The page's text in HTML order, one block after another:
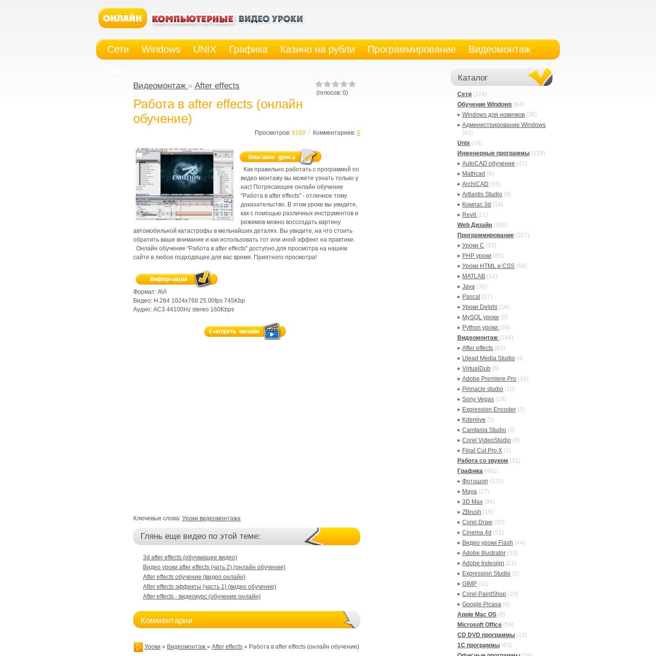
Сети Windows UNIX Графика Казино на рубли Программирование
Видеомонтаж
Видеомонтаж » After effects
(голосов: 0)
Работа в after effects (онлайн
обучение)
Просмотров: 9150 / Комментариев: 0
Как правильно работать с программой по
видео монтажу вы можете узнать только у
нас! Потрясающее онлайн обучение
"Работа в after effects" - отличное тому
доказательство. В этом уроке вы увидите,
как с помощью различных инструментов и
режимов можно воссоздать картину
автомобильной катастрофы в мельчайших деталях. Вы увидите, на что стоить
обратить ваше внимание и как использовать тот или иной эффект на практике.
Онлайн обучение "Работа в after effects" доступно для просмотра на нашем
сайте в любое подходящее для вас время. Приятного просмотра!
Формат: AVI
Видео: H.264 1024x768 25.00fps 745Kbp
Аудио: AC3 44100Hz stereo 160Kbps
Ключевые слова: Уроки видеомонтажа
Глянь еще видео по этой теме:
3d after effects (обучающее видео)
Видео уроки after effects (чать 2) (онлайн обучение)
After effects обучение (видео онлайн)
After effects эффекты (часть 1) (видео обучение)
After effects - видеокурс (обучение онлайн)
Комментарии
Уроки » Видеомонтаж » After effects » Работа в after effects (онлайн обучение)
Каталог
Сети (124)
Обучение Windows (84)
Windows для новичков (38)
Администрирование Windows
(41)
Unix (16)
Инженерные программы (129)
AutoCAD обучение (41)
Mathcad (6)
ArchiCAD (33)
Artlantis Studio (9)
Компас 3d (18)
Revit (21)
Web Дизайн (356)
Программирование (317)
Уроки C (33)
PHP уроки (85)
Уроки HTML и CSS (68)
MATLAB (12)
Java (35)
Pascal (17)
Уроки Delphi (16)
MySQL уроки (5)
Python уроки (26)
Видеомонтаж (164)
After effects (82)
Ulead Media Studio (4)
VirtualDub (6)
Adobe Premiere Pro (16)
Pinnacle studio (10)
Sony Vegas (18)
Expression Encoder (2)
Kdenlive (5)
Camtasia Studio (9)
Corel VideoStudio (6)
Final Cut Pro X (2)
Работа со звуком (31)
Графика (482)
Фотошоп (121)
Maya (27)
3D Max (94)
ZBrush (16)
Corel Draw (30)
Cinema 4d (51)
Видео уроки Flash (44)
Adobe Illustrator (33)
Adobe Indesign (21)
Expression Studio (2)
GIMP (11)
Corel PaintShop (20)
Google Picasa (6)
Apple Mac OS (8)
Microsoft Office (56)
CD DVD программы (12)
1C программы (63)